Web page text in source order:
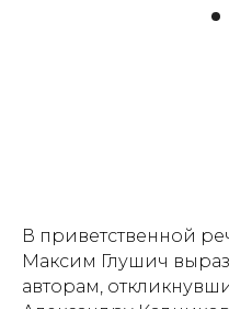
В приветственной
Максим Глушич
авторам,